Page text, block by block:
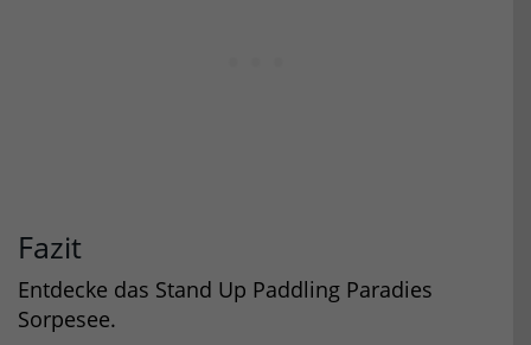
Fazit
Entdecke das Stand Up Paddling Paradies
Sorpesee.